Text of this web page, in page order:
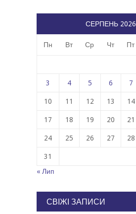
СЕРПЕНЬ 2026
Пн Вт Ср Чт Пт
3 4 5 6 7
10 11 12 13 14
17 18 19 20 21
24 25 26 27 28
31
« Лип
СВІЖІ ЗАПИСИ